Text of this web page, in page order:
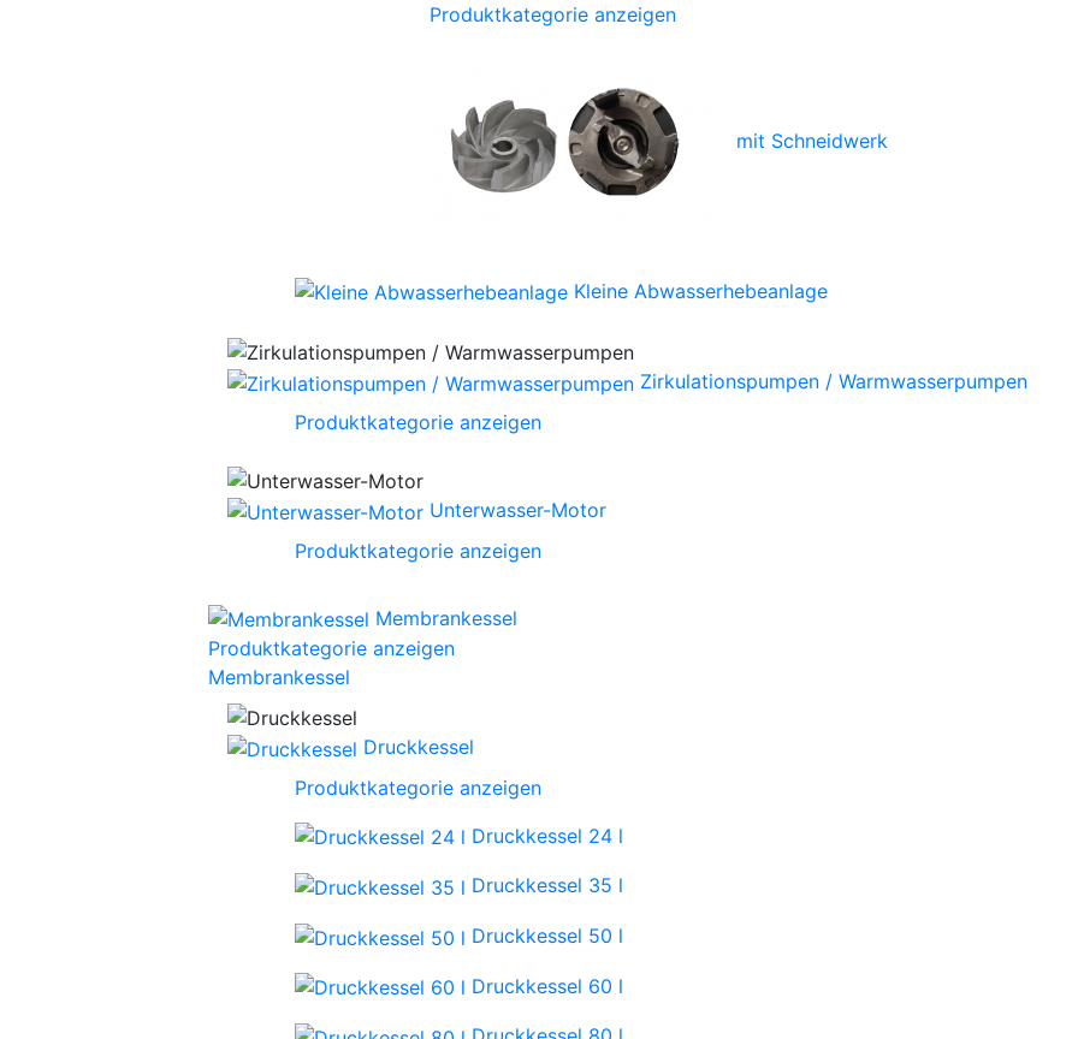
Produktkategorie anzeigen
mit Schneidwerk
Kleine Abwasserhebeanlage
Zirkulationspumpen / Warmwasserpumpen
Produktkategorie anzeigen
Unterwasser-Motor
Produktkategorie anzeigen
Membrankessel
Produktkategorie anzeigen
Membrankessel
Druckkessel
Produktkategorie anzeigen
Druckkessel 24 l
Druckkessel 35 l
Druckkessel 50 l
Druckkessel 60 l